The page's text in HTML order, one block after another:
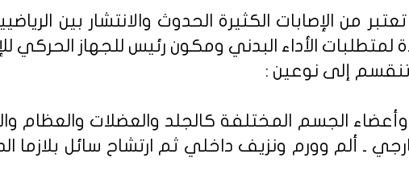
من الإصابات الكثيرة الحدوث والانتشار بين
لمتطلبات الأداء البدني ومكون رئيس للجهاز الحركي
تنقسم إلى نوعين :
الجسم المختلفة كالجلد والعضلات والعظام
ـ ألم وورم ونزيف داخلي ثم ارتشاح سائل بلازما